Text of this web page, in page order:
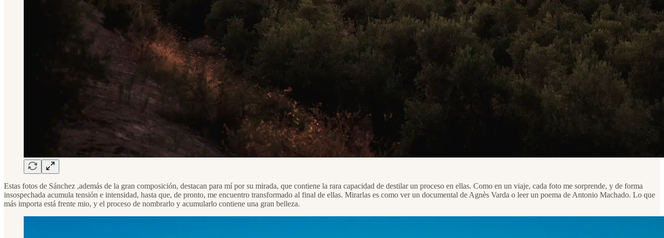
Estas fotos de Sánchez ,además de la gran composición, destacan para mí por su mirada, que contiene la rara capacidad de destilar un proceso en ellas. Como en un viaje, cada foto me sorprende, y de forma
insospechada acumula tensión e intensidad, hasta que, de pronto, me encuentro transformado al final de ellas. Mirarlas es como ver un documental de Agnès Varda o leer un poema de Antonio Machado. Lo que
más importa está frente mio, y el proceso de nombrarlo y acumularlo contiene una gran belleza.